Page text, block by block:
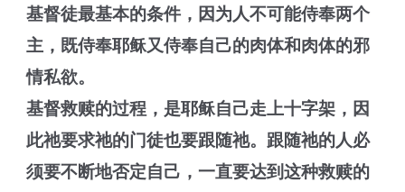
基督徒最基本的条件，因为人不可能侍奉两个
主，既侍奉耶稣又侍奉自己的肉体和肉体的邪
情私欲。
基督救赎的过程，是耶稣自己走上十字架，因
此祂要求祂的门徒也要跟随祂。跟随祂的人必
须要不断地否定自己，一直要达到这种救赎的